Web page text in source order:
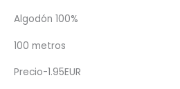
Algodón 100%
100 metros
Precio-1.95EUR